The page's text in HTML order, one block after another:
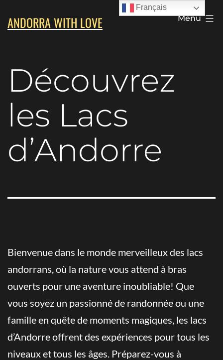
auANDORRA WITH LOVE Menu
Découvrez
les Lacs
d’Andorre
Bienvenue dans le monde merveilleux des lacs
andorrans, où la nature vous attend à bras
ouverts pour une aventure inoubliable! Que
vous soyez un passionné de randonnée ou une
famille en quête de moments magiques, les lacs
d’Andorre offrent des expériences pour tous les
niveaux et tous les âges. Préparez-vous à
Français